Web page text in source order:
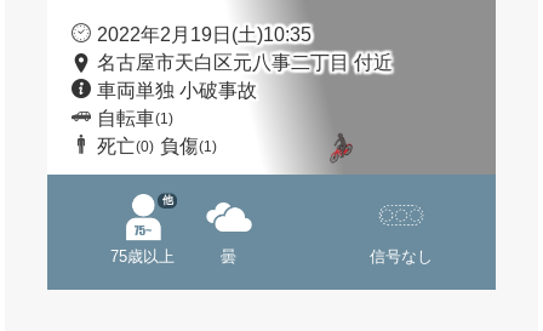
2022年2月19日(土)10:35
名古屋市天白区元八事二丁目 付近
車両単独 小破事故
自転車(1)
死亡(0) 負傷(1)
75歳以上
他
曇 信号なし